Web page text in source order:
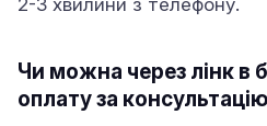
2-3 хвилини з телефону.
Чи можна через лінк в
оплату за